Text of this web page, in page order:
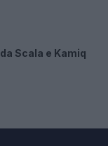
Scala e Kamiq